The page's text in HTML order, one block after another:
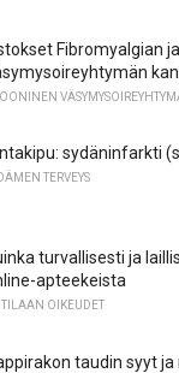
Fibromyalgian
sydäninfarkti
TERVEYS
turvallisesti ja
apteekeista
OIKEUDET
taudin syyt